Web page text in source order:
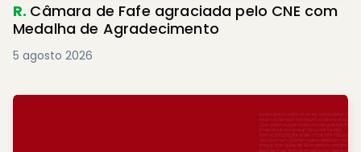
R. Câmara de Fafe agraciada pelo CNE com
Medalha de Agradecimento
5 agosto 2026